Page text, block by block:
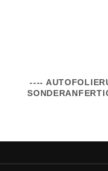
----